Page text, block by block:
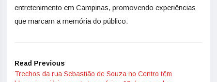
entretenimento em Campinas, promovendo experiências
que marcam a memória do público.
Read Previous
Trechos da rua Sebastião de Souza no Centro têm